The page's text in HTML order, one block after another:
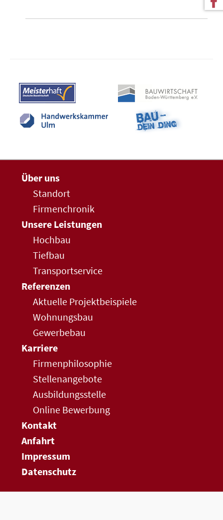
Über uns
Standort
Firmenchronik
Unsere Leistungen
Hochbau
Tiefbau
Transportservice
Referenzen
Aktuelle Projektbeispiele
Wohnungsbau
Gewerbebau
Karriere
Firmenphilosophie
Stellenangebote
Ausbildungsstelle
Online Bewerbung
Kontakt
Anfahrt
Impressum
Datenschutz